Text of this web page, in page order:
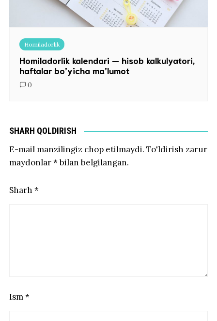
Homiladorlik
Homiladorlik kalendari — hisob kalkulyatori,
haftalar bo’yicha ma’lumot
0
SHARH QOLDIRISH
E-mail manzilingiz chop etilmaydi. To'ldirish zarur
maydonlar*bilan belgilangan.
Sharh*
Ism*